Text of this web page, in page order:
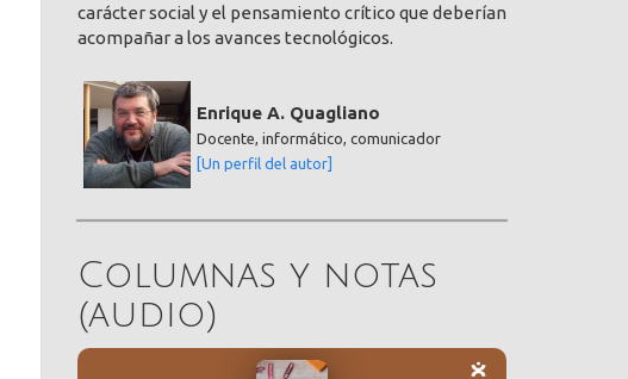
carácter social y el pensamiento crítico que deberían
acompañar a los avances tecnológicos.
Enrique A. Quagliano
Docente, informático, comunicador
[Un perfil del autor]
Columnas y notas
(audio)